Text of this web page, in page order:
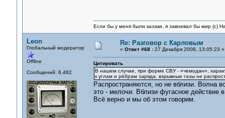
Если бы у меня были казаки, я завоевал бы мир (с)
Leon
Глобальный модератор
Offline
Сообщений: 6,482
Re: Разговор с Карловым
« Ответ #68 :27 Декабря 2008, 13:05:23 »
Цитировать
В нашем случае, при форме СВУ - «чемодан»,
к углам и рёбрам заряда, взрывные газы не
Распространяются, но не вблизи. Волна
это - мелочи. Вблизи фугасное действие
Всё верно и мы об этом говорим.